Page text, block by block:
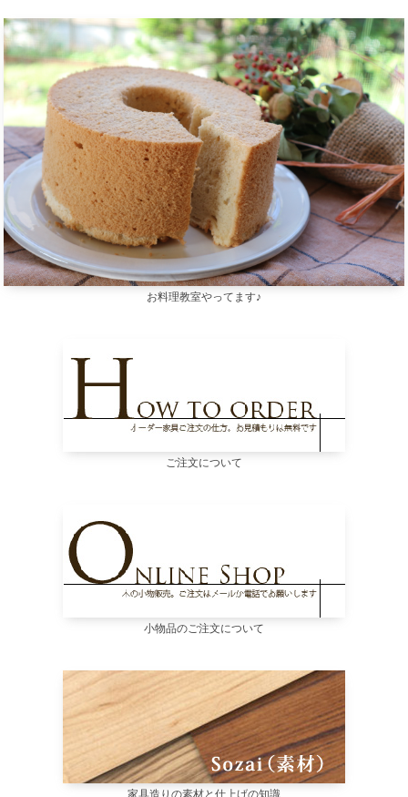
お料理教室やってます♪
ご注文について
小物品のご注文について
家具造りの素材と仕上げの知識